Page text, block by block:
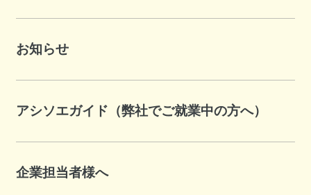
お知らせ
アシソエガイド（弊社でご就業中の方へ）
企業担当者様へ